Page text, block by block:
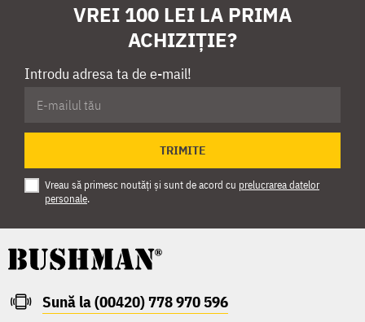
VREI 100 LEI LA PRIMA
ACHIZIȚIE?
Introdu adresa ta de e-mail!
TRIMITE
Vreau să primesc noutăți și sunt de acord cu prelucrarea datelor
personale.
Sună la (00420) 778 970 596